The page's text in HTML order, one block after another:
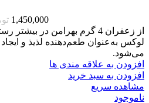
1,450,000
از زعفران 4 گرم بهرامن در
لوکس به‌عنوان طعم‌دهنده لذیذ و
می‌شود.
افزودن به علاقه مندی ها
افزودن به سبد خرید
مشاهده سریع
ناموجود